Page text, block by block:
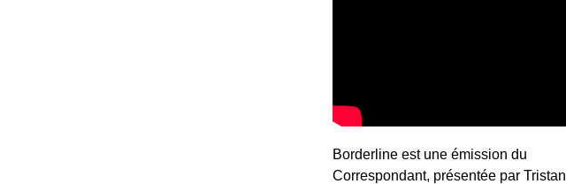
Borderline est une émission du
Correspondant, présentée par Tristan